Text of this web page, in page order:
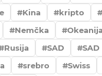
Kina kripto
Nemčka Okeanija
Rusija SAD
SAD
srebro Swiss